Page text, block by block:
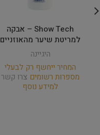
Show Tech – אבקה
למריטת שיער מהאוזניים
היגיינה
המחיר ייחשף רק לבעלי
מספרות רשומים צרו קשר
למידע נוסף